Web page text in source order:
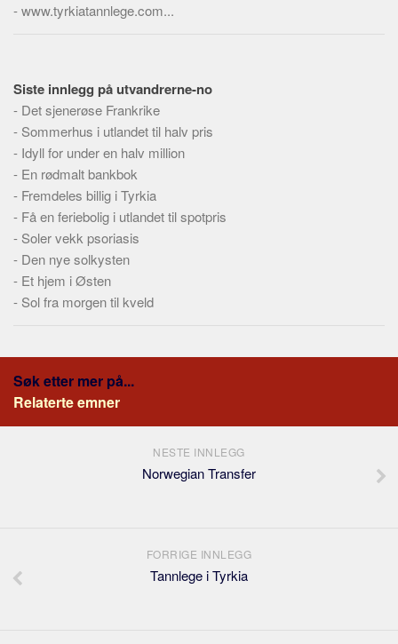
-www.tyrkiatannlege.com...
Siste innlegg på utvandrerne-no
- Det sjenerøse Frankrike
- Sommerhus i utlandet til halv pris
- Idyll for under en halv million
- En rødmalt bankbok
- Fremdeles billig i Tyrkia
- Få en feriebolig i utlandet til spotpris
- Soler vekk psoriasis
- Den nye solkysten
- Et hjem i Østen
- Sol fra morgen til kveld
Søk etter mer på...
Relaterte emner
NESTE INNLEGG
Norwegian Transfer
FORRIGE INNLEGG
Tannlege i Tyrkia